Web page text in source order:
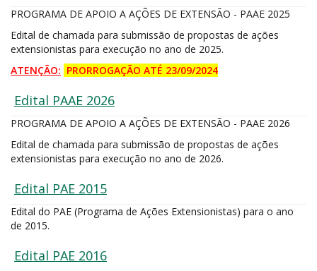
PROGRAMA DE APOIO A AÇÕES DE EXTENSÃO - PAAE 2025
Edital de chamada para submissão de propostas de ações
extensionistas para execução no ano de 2025.
ATENÇÃO: PRORROGAÇÃO ATÉ 23/09/2024
Edital PAAE 2026
PROGRAMA DE APOIO A AÇÕES DE EXTENSÃO - PAAE 2026
Edital de chamada para submissão de propostas de ações
extensionistas para execução no ano de 2026.
Edital PAE 2015
Edital do PAE (Programa de Ações Extensionistas) para o ano
de 2015.
Edital PAE 2016